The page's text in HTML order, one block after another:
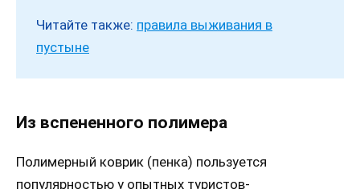
Читайте также: правила выживания в
пустыне
Из вспененного полимера
Полимерный коврик (пенка) пользуется
популярностью у опытных туристов-